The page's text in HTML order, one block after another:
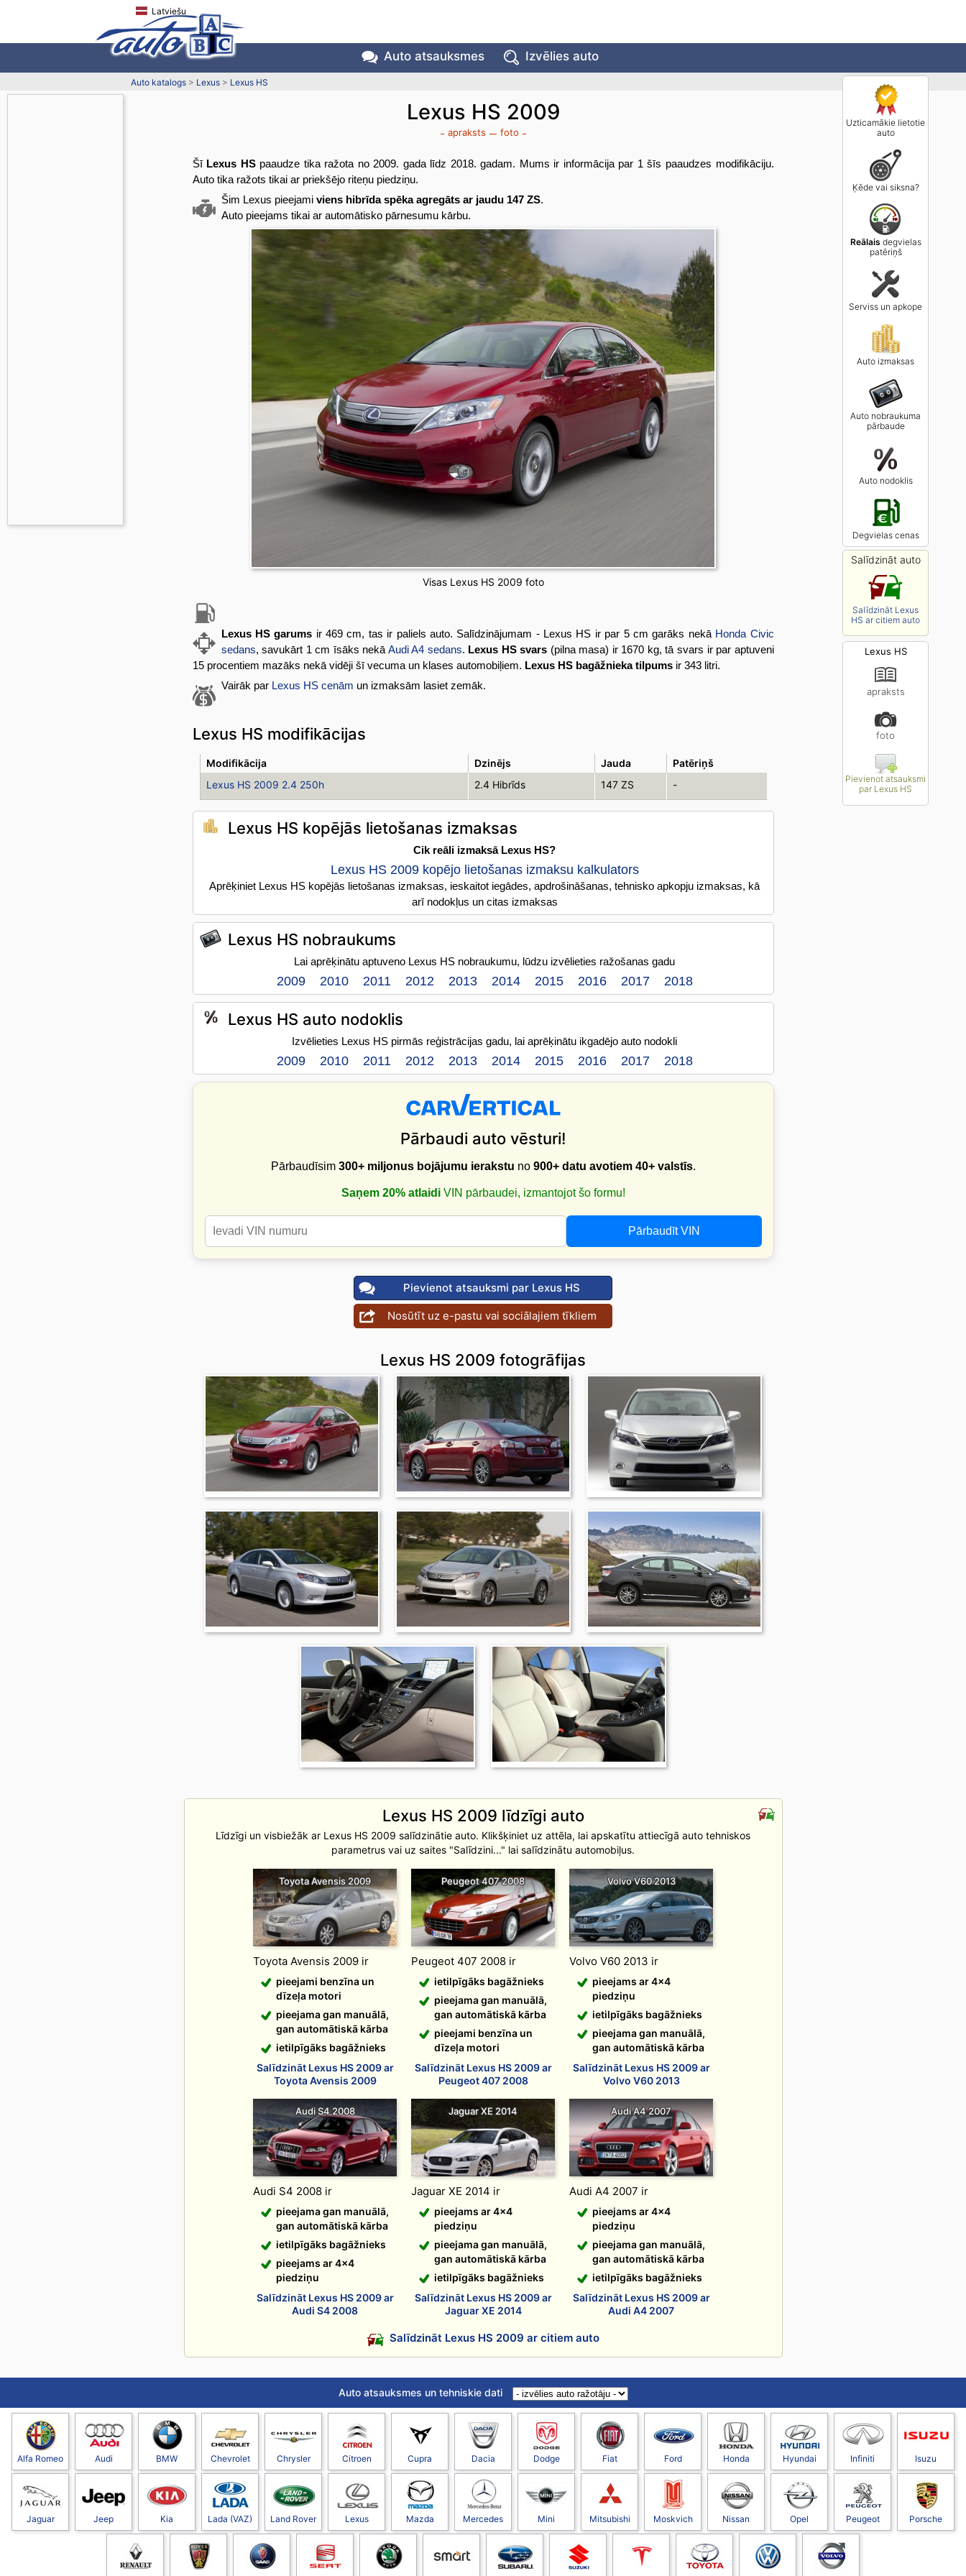
Latviešu
Auto atsauksmes Izvēlies auto
Uzticamākie lietotie
auto
Ķēde vai siksna?
Reālais degvielas
patēriņš
Serviss un apkope
Auto izmaksas
Auto nobraukuma
pārbaude
Auto nodoklis
Degvielas cenas
Salīdzināt auto
Salīdzināt Lexus
HS ar citiem auto
Lexus HS
apraksts
foto
Pievienot atsauksmi
par Lexus HS
Auto katalogs > Lexus > Lexus HS
Lexus HS 2009
apraksts foto
Šī Lexus HSpaaudze tika ražota no 2009. gada līdz 2018. gadam. Mums ir informācija par 1 šīs paaudzes modifikāciju.
Auto tika ražots tikai ar priekšējo riteņu piedziņu.
Šim Lexus pieejami viens hibrīda spēka agregāts ar jaudu 147 ZS.
Auto pieejams tikai ar automātisko pārnesumu kārbu.
Visas Lexus HS 2009 foto
Lexus HS garums ir 469 cm, tas ir paliels auto. Salīdzinājumam - Lexus HS ir par 5 cm garāks nekā Honda Civic
sedans, savukārt 1 cm īsāks nekā Audi A4 sedans. Lexus HS svars (pilna masa) ir 1670 kg, tā svars ir par aptuveni
15 procentiem mazāks nekā vidēji šī vecuma un klases automobiļiem. Lexus HS bagāžnieka tilpumsir 343 litri.
Vairāk par Lexus HS cenām un izmaksām lasiet zemāk.
Lexus HS modifikācijas
Modifikācija Dzinējs Jauda
Patēriņš
Lexus HS 2009 2.4 250h
2.4 Hibrīds 147 ZS -
Lexus HS kopējās lietošanas izmaksas
Cik reāli izmaksā Lexus HS?
Lexus HS 2009 kopējo lietošanas izmaksu kalkulators
Aprēķiniet Lexus HS kopējās lietošanas izmaksas, ieskaitot iegādes, apdrošināšanas, tehnisko apkopju izmaksas, kā
arī nodokļus un citas izmaksas
Lexus HS nobraukums
Lai aprēķinātu aptuveno Lexus HS nobraukumu, lūdzu izvēlieties ražošanas gadu
2009 2010 2011 2012 2013 2014 2015 2016 2017 2018
Lexus HS auto nodoklis
Izvēlieties Lexus HS pirmās reģistrācijas gadu, lai aprēķinātu ikgadējo auto nodokli
2009 2010 2011 2012 2013 2014 2015 2016 2017 2018
Pārbaudi auto vēsturi!
Pārbaudīsim 300+ miljonus bojājumu ierakstu no 900+ datu avotiem 40+ valstīs.
Saņem 20% atlaidiVIN pārbaudei, izmantojot šo formu!
Pārbaudīt VIN
Pievienot atsauksmi par Lexus HS
Nosūtīt uz e-pastu vai sociālajiem tīkliem
Lexus HS 2009 fotogrāfijas
Lexus HS 2009 līdzīgi auto
Līdzīgi un visbiežāk ar Lexus HS 2009 salīdzinātie auto. Klikšķiniet uz attēla, lai apskatītu attiecīgā auto tehniskos
parametrus vai uz saites "Salīdzini..." lai salīdzinātu automobiļus.
Toyota Avensis 2009
Toyota Avensis 2009 ir
pieejami benzīna un
dīzeļa motori
pieejama gan manuālā,
gan automātiskā kārba
ietilpīgāks bagāžnieks
Salīdzināt Lexus HS 2009 ar
Toyota Avensis 2009
Peugeot 407 2008
Peugeot 407 2008 ir
ietilpīgāks bagāžnieks
pieejama gan manuālā,
gan automātiskā kārba
pieejami benzīna un
dīzeļa motori
Salīdzināt Lexus HS 2009 ar
Peugeot 407 2008
Volvo V60 2013
Volvo V60 2013 ir
pieejams ar 4x4
piedziņu
ietilpīgāks bagāžnieks
pieejama gan manuālā,
gan automātiskā kārba
Salīdzināt Lexus HS 2009 ar
Volvo V60 2013
Audi S4 2008
Audi S4 2008 ir
pieejama gan manuālā,
gan automātiskā kārba
ietilpīgāks bagāžnieks
pieejams ar 4x4
piedziņu
Salīdzināt Lexus HS 2009 ar
Audi S4 2008
Jaguar XE 2014
Jaguar XE 2014 ir
pieejams ar 4x4
piedziņu
pieejama gan manuālā,
gan automātiskā kārba
ietilpīgāks bagāžnieks
Salīdzināt Lexus HS 2009 ar
Jaguar XE 2014
Audi A4 2007
Audi A4 2007 ir
pieejams ar 4x4
piedziņu
pieejama gan manuālā,
gan automātiskā kārba
ietilpīgāks bagāžnieks
Salīdzināt Lexus HS 2009 ar
Audi A4 2007
Salīdzināt Lexus HS 2009 ar citiem auto
Auto atsauksmes un tehniskie dati
Alfa Romeo Audi BMW Chevrolet Chrysler Citroen Cupra Dacia Dodge Fiat Ford Honda Hyundai Infiniti Isuzu
Jaguar Jeep Kia Lada (VAZ) Land Rover Lexus Mazda Mercedes Mini Mitsubishi Moskvich Nissan Opel Peugeot Porsche